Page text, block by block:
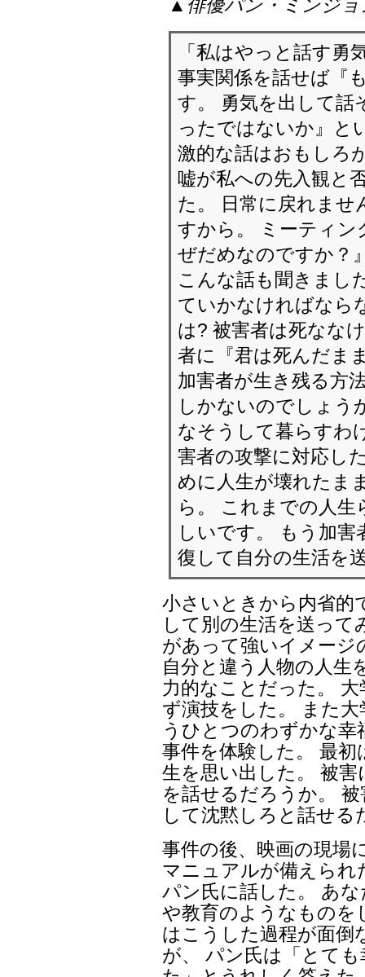
▲俳優パン・ミンジ
「私はやっと話す
事実関係を話せば『
す。 勇気を出して話
ったではないか』と
激的な話はおもしろ
嘘が私への先入観と
た。 日常に戻れませ
すから。 ミーティ
ぜだめなのですか？
こんな話も聞きまし
ていかなければなら
は? 被害者は死なな
者に『君は死んだま
加害者が生き残る方
しかないのでしょう
なそうして暮らすわ
害者の攻撃に対応し
めに人生が壊れたま
ら。 これまでの人
しいです。 もう加
復して自分の生活を
小さいときから内省的
して別の生活を送って
があって強いイメージ
自分と違う人物の人生
力的なことだった。
ず演技をした。 また
うひとつのわずかな
事件を体験した。 最
生を思い出した。 被
を話せるだろうか。
して沈黙しろと話せる
事件の後、映画の現場
マニュアルが備えられ
パン氏に話した。 あ
や教育のようなものを
はこうした過程が面倒
が、 パン氏は「とて